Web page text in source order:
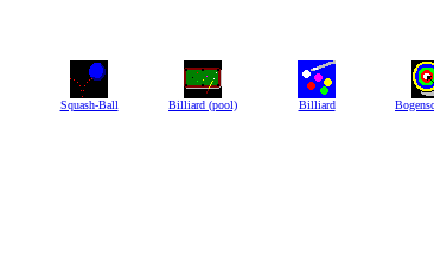
Squash-Ball Billiard (pool) Billiard